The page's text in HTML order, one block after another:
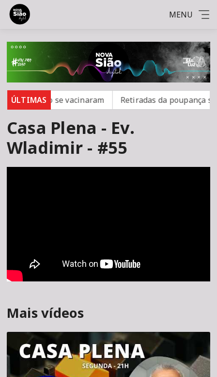
MENU
ÚLTIMAS
16 não se vacinaram Retiradas da poupança
Casa Plena - Ev.
Wladimir - #55
Mais vídeos